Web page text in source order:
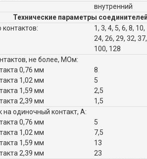
внутренний
Технические параметры
1, 3, 4, 5, 6, 8,
24, 26, 29, 32,
100, 128
не более, МОм:
0,76 мм
1,02 мм
1,59 мм
2,39 мм
8
5
2,5
1,5
одиночный контакт, А:
0,76 мм
1,02 мм
1,59 мм
2,39 мм
5
7,5
13
23